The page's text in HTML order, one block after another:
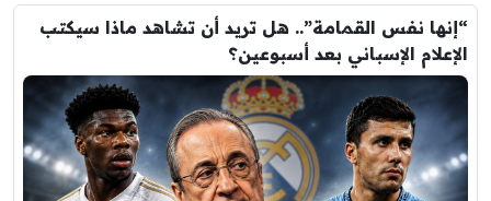
“إنها نفس القمامة”.. هل تريد أن تشاهد ماذا سيكتب
الإعلام الإسباني بعد أسبوعين؟